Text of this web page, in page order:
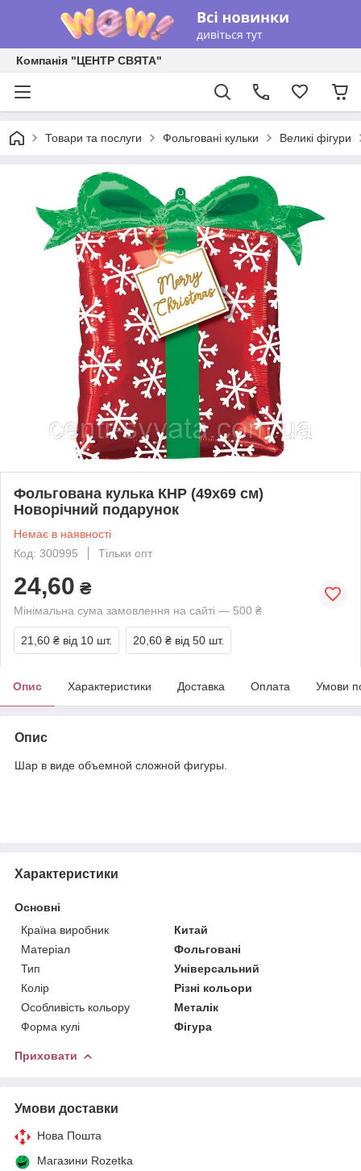
Компанія "ЦЕНТР СВЯТА"
Товари та послуги Фольговані кульки Великі фігури
Фольгована кулька КНР (49х69 см)
Новорічний подарунок
Немає в наявності
Код: 300995
Тільки опт
24,60 ₴
Мінімальна сума замовлення на сайті — 500 ₴
21,60 ₴ від 10 шт. 20,60 ₴ від 50 шт.
Опис Характеристики Доставка Оплата Умови
Опис
Шар в виде объемной сложной фигуры.
Характеристики
Основні
Країна виробник
Китай
Матеріал
Фольговані
Тип
Універсальний
Колір
Різні кольори
Особливість кольору
Металік
Форма кулі
Фігура
Приховати
Умови доставки
Нова Пошта
Магазини Rozetka